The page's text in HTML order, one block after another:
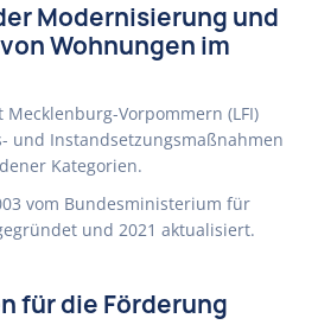
Modernisierung und
Wohnungen im
Vorpommern (LFI)
und Instandsetzungsmaßnahmen
Kategorien.
vom Bundesministerium für
und 2021 aktualisiert.
für die Förderung